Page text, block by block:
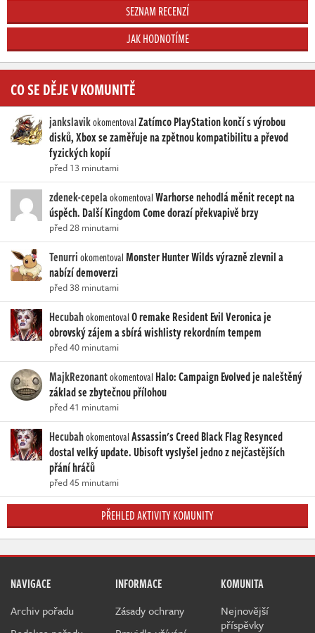
SEZNAM RECENZÍ
JAK HODNOTÍME
CO SE DĚJE V KOMUNITĚ
jankslavikokomentovalZatímco PlayStation končí s výrobou
disků, Xbox se zaměřuje na zpětnou kompatibilitu a převod
fyzických kopií
před 13 minutami
zdenek-cepelaokomentovalWarhorse nehodlá měnit recept na
úspěch. Další Kingdom Come dorazí překvapivě brzy
před 28 minutami
TenurriokomentovalMonster Hunter Wilds výrazně zlevnil a
nabízí demoverzi
před 38 minutami
HecubahokomentovalO remake Resident Evil Veronica je
obrovský zájem a sbírá wishlisty rekordním tempem
před 40 minutami
MajkRezonantokomentoval Halo: Campaign Evolved je naleštěný
základ se zbytečnou přílohou
před 41 minutami
HecubahokomentovalAssassin's Creed Black Flag Resynced
dostal velký update. Ubisoft vyslyšel jedno z nejčastějších
přání hráčů
před 45 minutami
PŘEHLED AKTIVITY KOMUNITY
NAVIGACE
Archiv pořadu
INFORMACE
Zásady ochrany
KOMUNITA
Nejnovější
příspěvky